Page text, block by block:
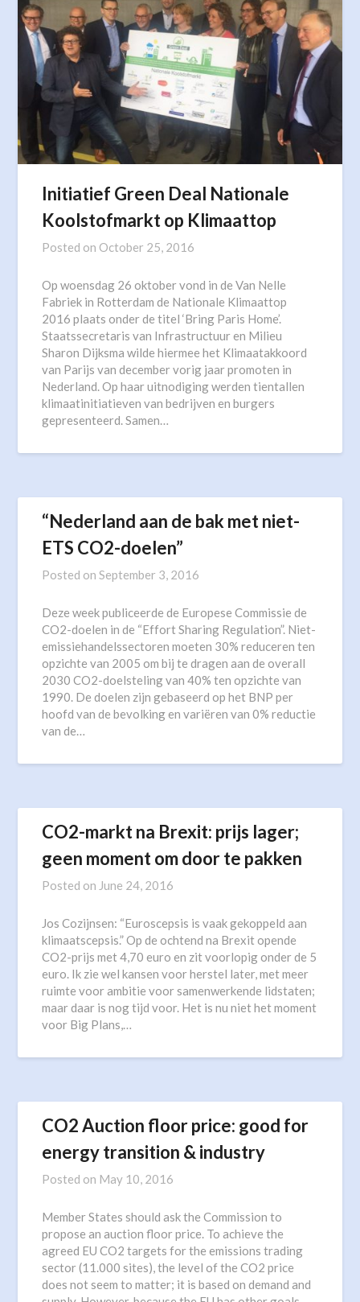
Initiatief Green Deal Nationale
Koolstofmarkt op Klimaattop
Posted on October 25, 2016
Op woensdag 26 oktober vond in de Van Nelle
Fabriek in Rotterdam de Nationale Klimaattop
2016 plaats onder de titel ‘Bring Paris Home’.
Staatssecretaris van Infrastructuur en Milieu
Sharon Dijksma wilde hiermee het Klimaatakkoord
van Parijs van december vorig jaar promoten in
Nederland. Op haar uitnodiging werden tientallen
klimaatinitiatieven van bedrijven en burgers
gepresenteerd. Samen…
“Nederland aan de bak met niet-
ETS CO2-doelen”
Posted onSeptember 3, 2016
Deze week publiceerde de Europese Commissie de
CO2-doelen in de “Effort Sharing Regulation”. Niet-
emissiehandelssectoren moeten 30% reduceren ten
opzichte van 2005 om bij te dragen aan de overall
2030 CO2-doelsteling van 40% ten opzichte van
1990. De doelen zijn gebaseerd op het BNP per
hoofd van de bevolking en variëren van 0% reductie
van de…
CO2-markt na Brexit: prijs lager;
geen moment om door te pakken
Posted on June 24, 2016
Jos Cozijnsen: “Euroscepsis is vaak gekoppeld aan
klimaatscepsis.” Op de ochtend na Brexit opende
CO2-prijs met 4,70 euro en zit voorlopig onder de 5
euro. Ik zie wel kansen voor herstel later, met meer
ruimte voor ambitie voor samenwerkende lidstaten;
maar daar is nog tijd voor. Het is nu niet het moment
voor Big Plans,…
CO2 Auction floor price: good for
energy transition & industry
Posted on May 10, 2016
Member States should ask the Commission to
propose an auction floor price. To achieve the
agreed EU CO2 targets for the emissions trading
sector (11.000 sites), the level of the CO2 price
does not seem to matter; it is based on demand and